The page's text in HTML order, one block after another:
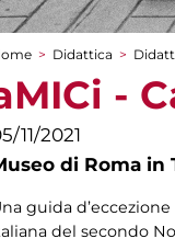
Tu sei qui
> Didattica >
-
11/2021
di Roma in
guida
del secondo